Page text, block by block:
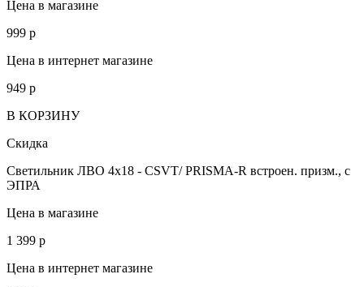
Цена в магазине
999 p
Цена в интернет магазине
949 p
В КОРЗИНУ
Скидка
Светильник ЛВО 4х18 - CSVT/ PRISMA-R встроен. призм., с
ЭПРА
Цена в магазине
1 399 p
Цена в интернет магазине